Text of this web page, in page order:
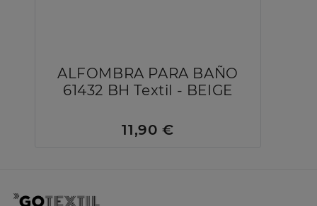
ALFOMBRA PARA BAÑO
61432 BH Textil - BEIGE
11,90 €